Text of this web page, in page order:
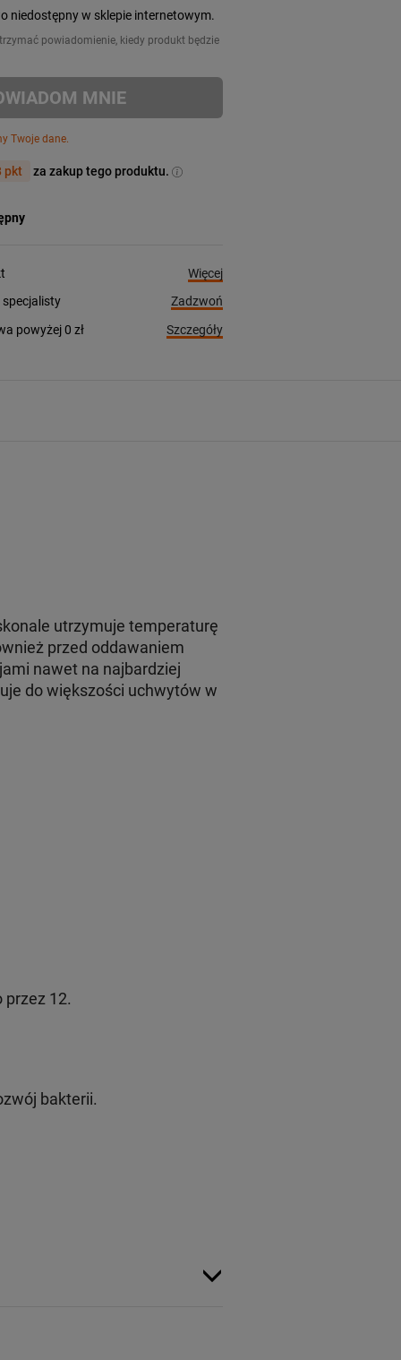
niedostępny w sklepie internetowym.
powiadomienie, kiedy produkt będzie
MNIE
Twoje dane.
pkt za zakup tego produktu.
Więcej
Zadzwoń
powyżej 0 zł
Szczegóły
utrzymuje temperaturę
przed oddawaniem
nawet na najbardziej
do większości uchwytów w
przez 12.
bakterii.